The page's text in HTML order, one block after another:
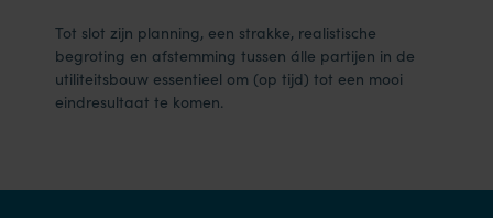
Tot slot zijn planning, een strakke, realistische
begroting en afstemming tussen álle partijen in de
utiliteitsbouw essentieel om (op tijd) tot een mooi
eindresultaat te komen.